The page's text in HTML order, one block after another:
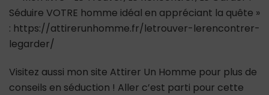
Séduire VOTRE homme idéal en appréciant la quête »
: https://attirerunhomme.fr/letrouver-lerencontrer-
legarder/
Visitez aussi mon site Attirer Un Homme pour plus de
conseils en séduction ! Aller c’est parti pour cette